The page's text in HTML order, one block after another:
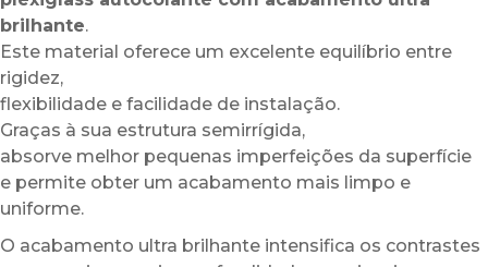
brilhante.
Este material oferece um excelente equilíbrio entre
rigidez,
flexibilidade e facilidade de instalação.
Graças à sua estrutura semirrígida,
absorve melhor pequenas imperfeições da superfície
e permite obter um acabamento mais limpo e
uniforme.
O acabamento ultra brilhante intensifica os contrastes